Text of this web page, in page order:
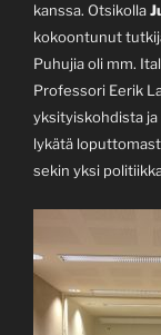
kanssa. Otsikolla
kokoontunut
Puhujia oli mm.
Professori Eerik
yksityiskohdista
lykätä
sekin yksi